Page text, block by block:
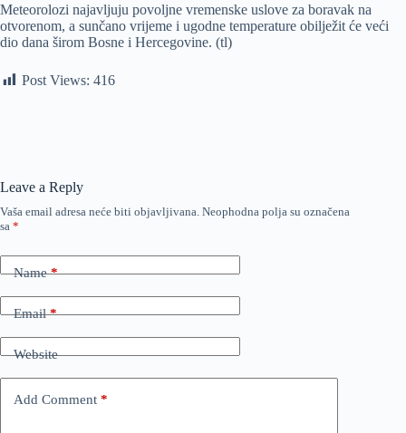
Meteorolozi najavljuju povoljne vremenske uslove za boravak na
otvorenom, a sunčano vrijeme i ugodne temperature obilježit će veći
dio dana širom Bosne i Hercegovine. (tl)
Post Views: 416
Leave a Reply
Vaša email adresa neće biti objavljivana. Neophodna polja su označena
sa *
Name*
Email*
Website
Add Comment *